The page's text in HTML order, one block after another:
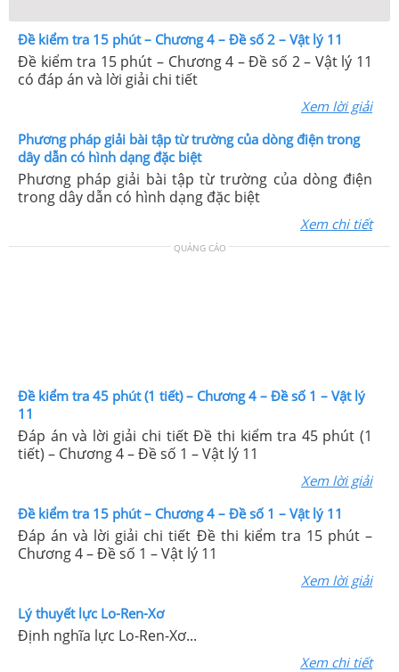
Đề kiểm tra 15 phút – Chương 4 – Đề số 2 – Vật lý 11
Đề kiểm tra 15 phút – Chương 4 – Đề số 2 – Vật lý 11
có đáp án và lời giải chi tiết
Xem lời giải
Phương pháp giải bài tập từ trường của dòng điện trong
dây dẫn có hình dạng đặc biệt
Phương pháp giải bài tập từ trường của dòng điện
trong dây dẫn có hình dạng đặc biệt
Xem chi tiết
QUẢNG CÁO
Đề kiểm tra 45 phút (1 tiết) – Chương 4 – Đề số 1 – Vật lý
11
Đáp án và lời giải chi tiết Đề thi kiểm tra 45 phút (1
tiết) – Chương 4 – Đề số 1 – Vật lý 11
Xem lời giải
Đề kiểm tra 15 phút – Chương 4 – Đề số 1 – Vật lý 11
Đáp án và lời giải chi tiết Đề thi kiểm tra 15 phút –
Chương 4 – Đề số 1 – Vật lý 11
Xem lời giải
Lý thuyết lực Lo-Ren-Xơ
Định nghĩa lực Lo-Ren-Xơ...
Xem chi tiết